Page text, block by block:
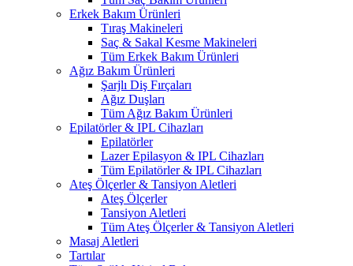
Erkek Bakım Ürünleri
Tıraş Makineleri
Saç & Sakal Kesme Makineleri
Tüm Erkek Bakım Ürünleri
Ağız Bakım Ürünleri
Şarjlı Diş Fırçaları
Ağız Duşları
Tüm Ağız Bakım Ürünleri
Epilatörler & IPL Cihazları
Epilatörler
Lazer Epilasyon & IPL Cihazları
Tüm Epilatörler & IPL Cihazları
Ateş Ölçerler & Tansiyon Aletleri
Ateş Ölçerler
Tansiyon Aletleri
Tüm Ateş Ölçerler & Tansiyon Aletleri
Masaj Aletleri
Tartılar